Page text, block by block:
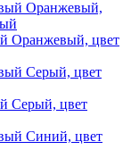
Оранжевый, цвет
Серый, цвет